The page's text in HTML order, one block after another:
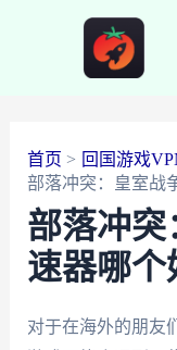
首页
回国游戏
部落冲突：皇室战
部落冲突
速器哪个
对于在海外的朋友